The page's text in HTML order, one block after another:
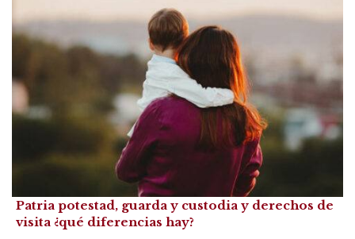
Patria potestad, guarda y custodia y derechos de
visita ¿qué diferencias hay?